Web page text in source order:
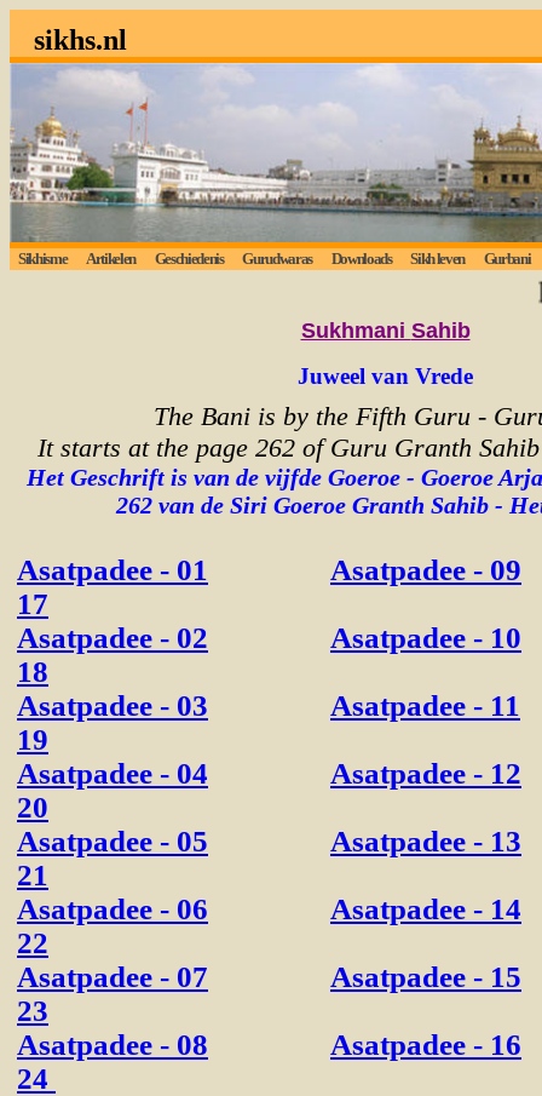
sikhs.nl
Sikhisme Artikelen Geschiedenis Gurudwaras Downloads Sikh leven Gurbani
Sukhmani Sahib
Juweel van Vrede
The Bani is by the Fifth Guru -
It starts at the page 262 of Guru Granth
Het Geschrift is van de vijfde Goeroe - Goeroe
262 van de Siri Goeroe Granth Sahib -
Asatpadee - 01
Asatpadee - 09
17
Asatpadee - 02
Asatpadee - 10
18
Asatpadee - 03
Asatpadee - 11
19
Asatpadee - 04
Asatpadee - 12
20
Asatpadee - 05
Asatpadee - 13
21
Asatpadee - 06
Asatpadee - 14
22
Asatpadee - 07
Asatpadee - 15
23
Asatpadee - 08
Asatpadee - 16
24